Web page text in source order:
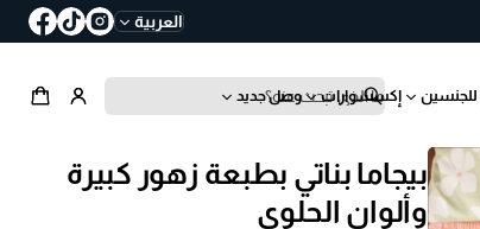
العربية
إكسسوارات وصل جديد
ب
ث
بيجاما بناتي بطبعة زهور كبيرة
وألوان الحلوى